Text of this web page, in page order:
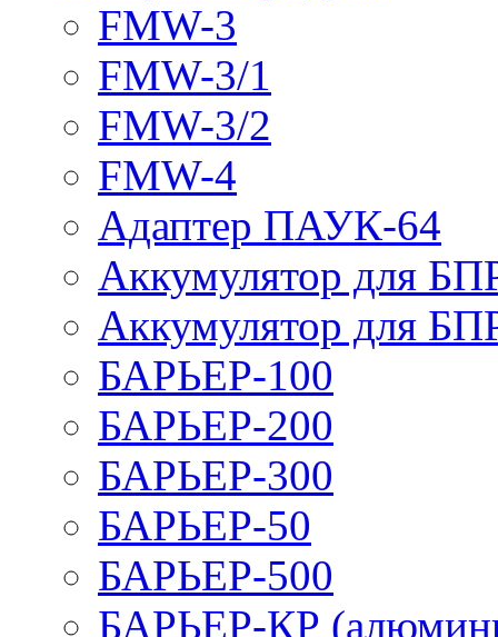
FMW-3
FMW-3/1
FMW-3/2
FMW-4
Адаптер ПАУК-64
Аккумулятор для
Аккумулятор для
БАРЬЕР-100
БАРЬЕР-200
БАРЬЕР-300
БАРЬЕР-50
БАРЬЕР-500
БАРЬЕР-КР